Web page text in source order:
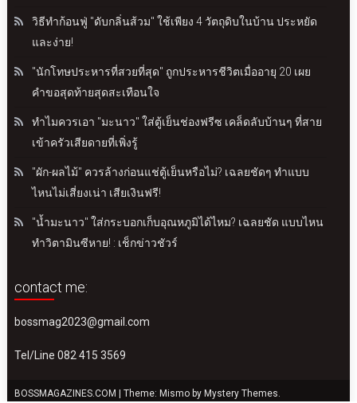
วิธีทำก้อนฟู่ "ดับกลิ่นส้วม" ใช้เพียง 4 วัตถุดิบในบ้าน ประหยัด
และง่าย!
"นักโทษประหารที่สวยที่สุด" ถูกประหารชีวิตเมื่ออายุ 20 เผย
คำขอสุดท้ายสุดสะเทือนใจ
ทำไมควรเอา "มะนาว" ใส่ตู้เย็นช่องฟรีซ เคล็ดลับบ้านๆ ที่สาย
เข้าครัวเสียดายที่เพิ่งรู้
"ผัก-ผลไม้" ควรล้างก่อนแช่ตู้เย็นหรือไม่? เฉลยชัดๆ ทำแบบ
ไหนไม่เสี่ยงเน่า เสียเงินฟรี!
"น้ำมะนาว" ใส่กระบอกเก็บอุณหภูมิได้ไหม? เฉลยชัด แบบไหน
ทำวิตามินซีหาย! : เช็กข่าวชัวร์
contact me:
bossmag2023@gmail.com
Tel/Line 082 415 3569
BOSSMAGAZINES.COM Theme: Mismo by Mystery Themes.